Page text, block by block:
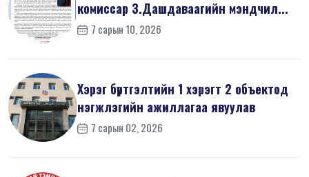
комиссар З.Дашдаваагийн мэндчил...
7 сарын 10, 2026
Хэрэг бүртгэлтийн 1 хэрэгт 2 объектод
нэгжлэгийн ажиллагаа явуулав
7 сарын 02, 2026